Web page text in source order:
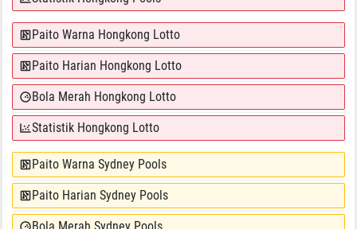
Paito Warna Hongkong Lotto
Paito Harian Hongkong Lotto
Bola Merah Hongkong Lotto
Statistik Hongkong Lotto
Paito Warna Sydney Pools
Paito Harian Sydney Pools